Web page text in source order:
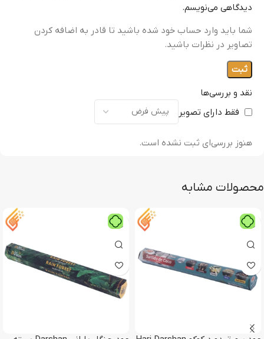
نقد و بررسی‌ها
فقط دارای تصویر
هنوز بررسی‌ای ثبت نشده است.
دیدگاهی می‌نویسم.
شما باید وارد حساب خود شده باشید تا قادر به اضافه کردن
تصاویر در نظرات باشید.
محصولات مشابه